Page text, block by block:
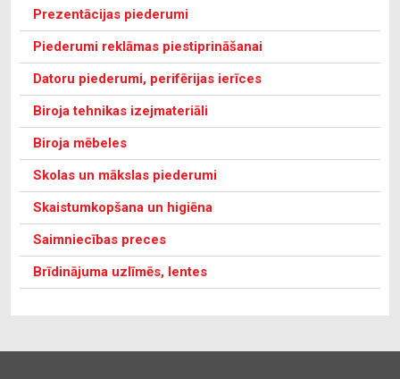
Prezentācijas piederumi
Piederumi reklāmas piestiprināšanai
Datoru piederumi, perifērijas ierīces
Biroja tehnikas izejmateriāli
Biroja mēbeles
Skolas un mākslas piederumi
Skaistumkopšana un higiēna
Saimniecības preces
Brīdinājuma uzlīmēs, lentes